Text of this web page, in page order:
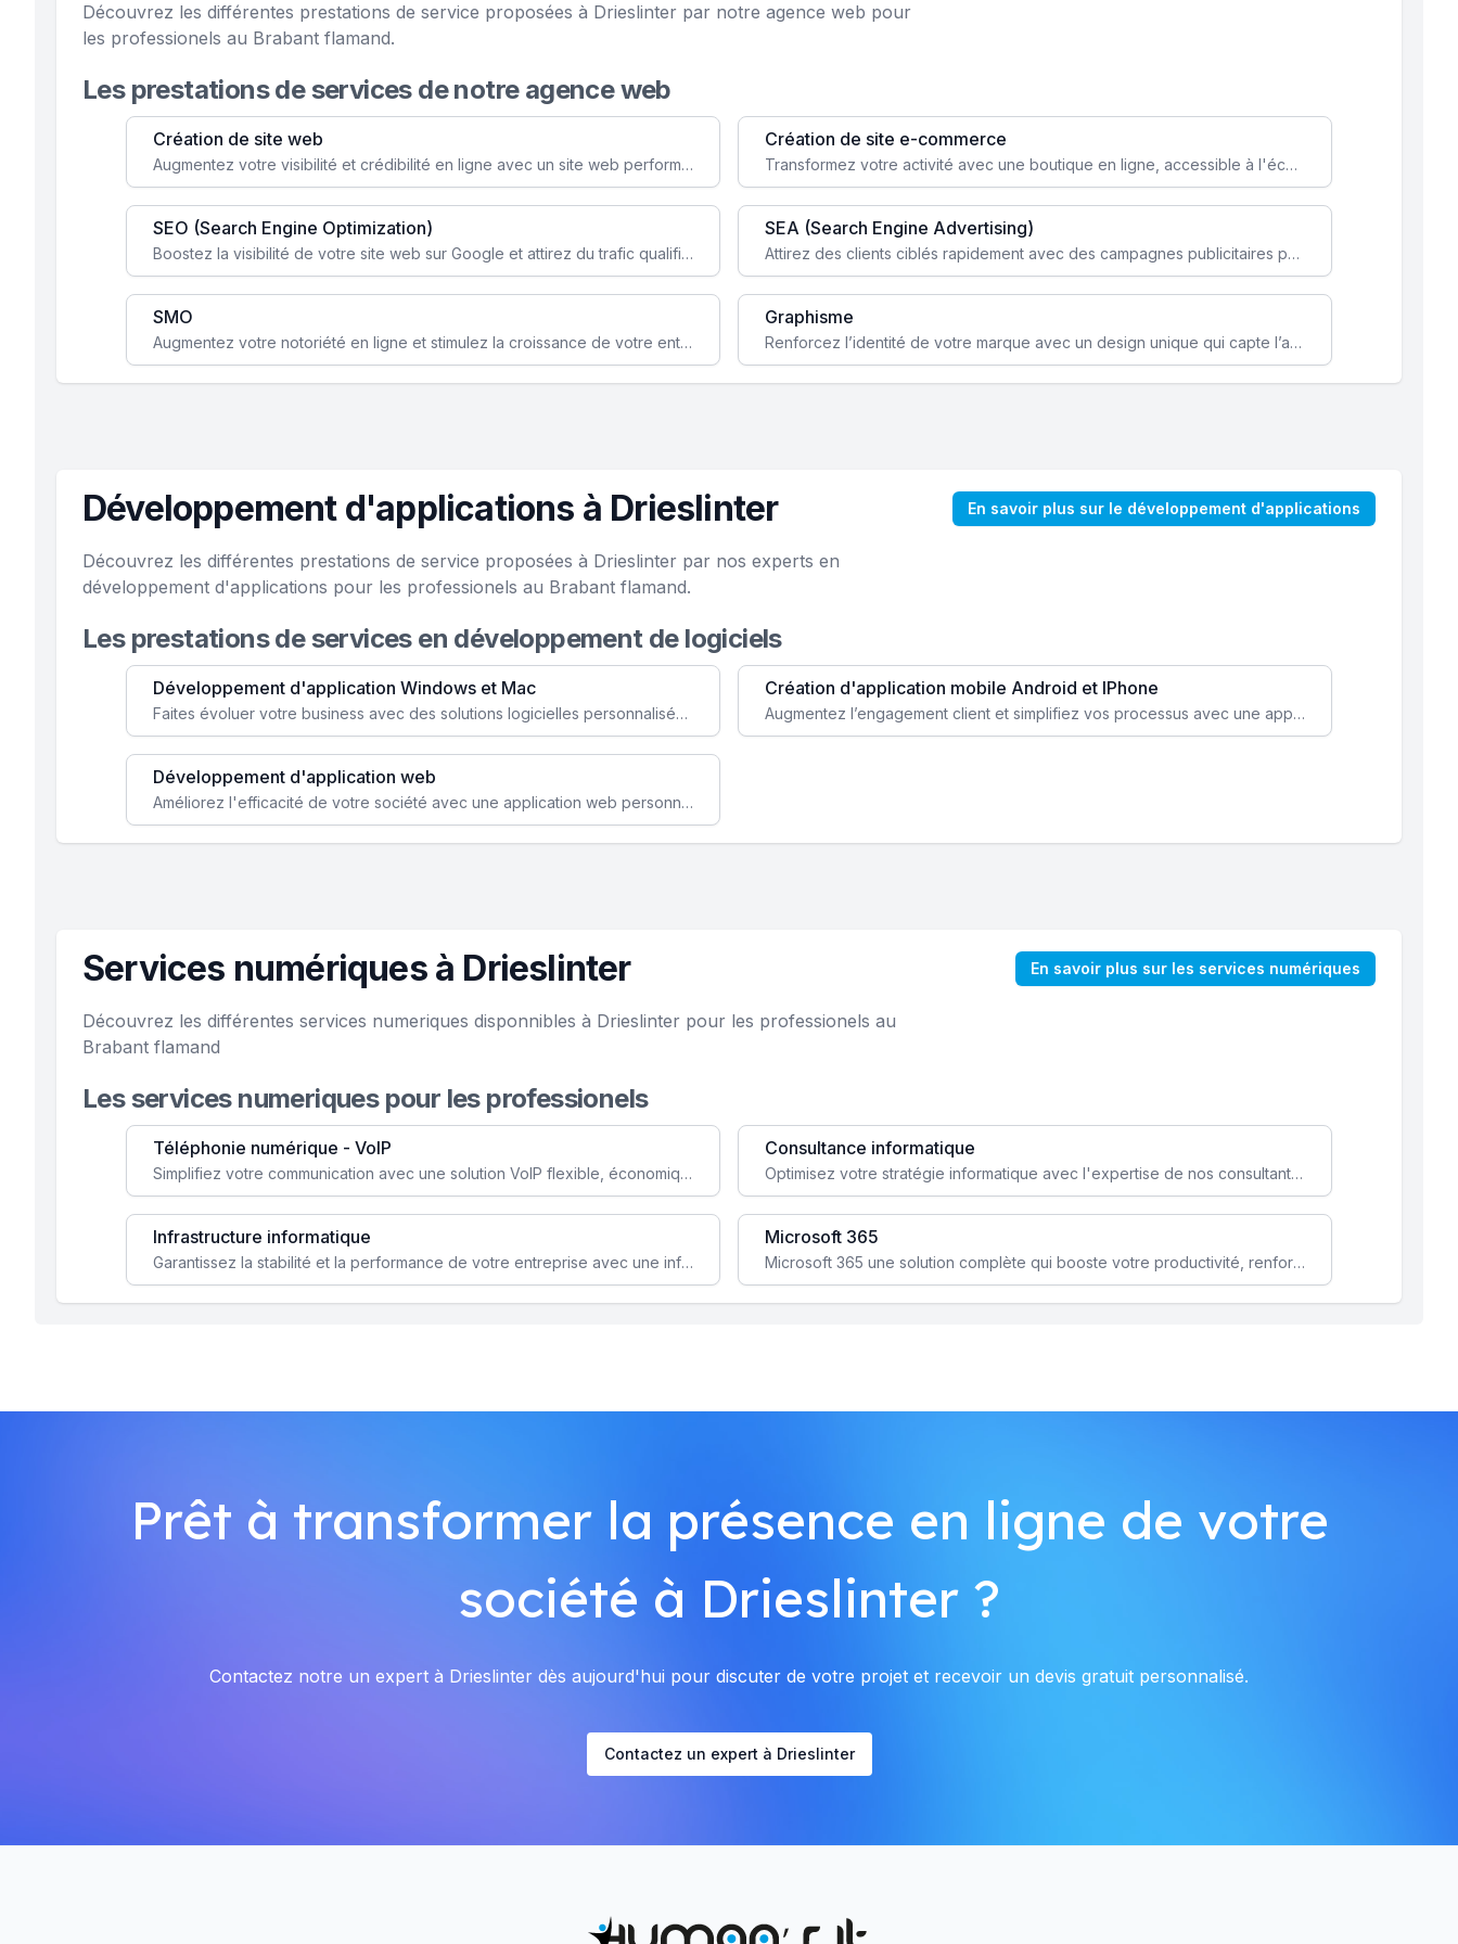
Découvrez les différentes prestations de service proposées à Drieslinter par notre agence web pour
les professionels au Brabant flamand.
Les prestations de services de notre agence web
Création de site web
Augmentez votre visibilité et crédibilité en ligne avec un site web performant, conçu pour attirer plus de clients.
Création de site e-commerce
Transformez votre activité avec une boutique en ligne, accessible à l'échelle mondiale 24/7.
SEO (Search Engine Optimization)
Boostez la visibilité de votre site web sur Google et attirez du trafic qualifié grâce à nos stratégies SEO.
SEA (Search Engine Advertising)
Attirez des clients ciblés rapidement avec des campagnes publicitaires payantes optimisées pour vos objectifs.
SMO
Augmentez votre notoriété en ligne et stimulez la croissance de votre entreprise grâce à une stratégie sociale sur mesure.
Graphisme
Renforcez l’identité de votre marque avec un design unique qui capte l’attention et engage vos clients.
Développement d'applications à Drieslinter En savoir plus sur le développement d'applications
Découvrez les différentes prestations de service proposées à Drieslinter par nos experts en
développement d'applications pour les professionels au Brabant flamand.
Les prestations de services en développement de logiciels
Développement d'application Windows et Mac
Faites évoluer votre business avec des solutions logicielles personnalisées, parfaitement adaptées à vos besoins spécifiques.
Création d'application mobile Android et IPhone
Augmentez l’engagement client et simplifiez vos processus avec une application mobile sur mesure, disponible sur iOS et Android.
Développement d'application web
Améliorez l'efficacité de votre société avec une application web personnalisée accessible partout et tout le temps.
Services numériques à Drieslinter En savoir plus sur les services numériques
Découvrez les différentes services numeriques disponnibles à Drieslinter pour les professionels au
Brabant flamand
Les services numeriques pour les professionels
Téléphonie numérique - VoIP
Simplifiez votre communication avec une solution VoIP flexible, économique et adaptée à vos besoins professionnels.
Consultance informatique
Optimisez votre stratégie informatique avec l'expertise de nos consultants pour améliorer votre efficacité et sécurité.
Infrastructure informatique
Garantissez la stabilité et la performance de votre entreprise avec une infrastructure IT sécurisée et évolutive.
Microsoft 365
Microsoft 365 une solution complète qui booste votre productivité, renforce la sécurité de vos données et facilite la collaboration.
Prêt à transformer la présence en ligne de votre
société à Drieslinter ?
Contactez notre un expert à Drieslinter dès aujourd'hui pour discuter de votre projet et recevoir un devis gratuit personnalisé.
Contactez un expert à Drieslinter